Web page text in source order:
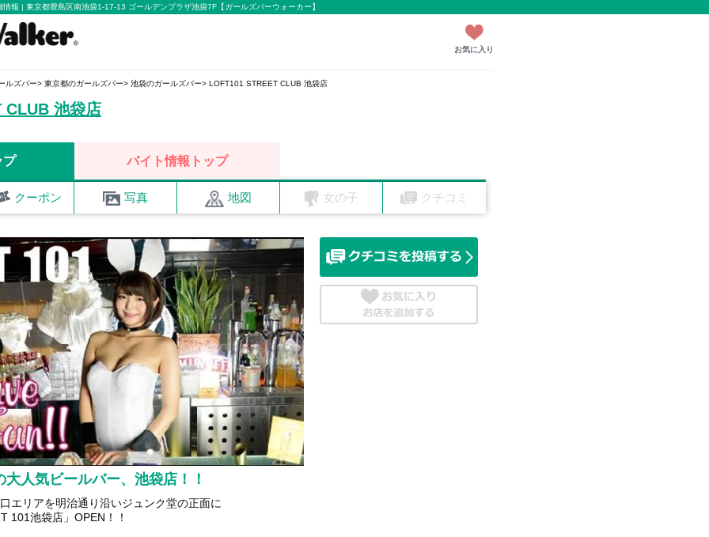
報 | 東京都豊島区南池袋1-17-13 ゴールデンプラザ池袋7F【ガールズバーウォーカー】
お気に入り
ルズバー 東京都のガールズバー 池袋のガールズバー LOFT101 STREET CLUB 池袋店
CLUB 池袋店
プ バイト情報トップ
クーポン 写真 地図 女の子 クチコミ
人気ビールバー、池袋店！！
エリアを明治通り沿いジュンク堂の正面に
101池袋店」OPEN！！